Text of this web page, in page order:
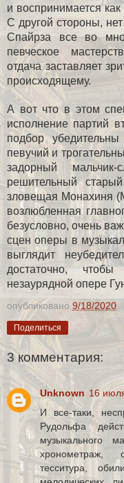
и воспринимается
С другой стороны,
Спайрза все во
певческое
отдача заставляет
происходящему.
А вот что в этом
исполнение партий
подбор
певучий и
задорный
решительный
зловещая Монахиня
возлюбленная
безусловно, очень
сцен оперы в
выглядит
достаточно,
незаурядной опере
опубликовано 9/18/2020
Поделиться
3 комментария:
Unknown 16
И все-таки,
Рудольфа
музыкального
хронометраж,
тесситура,